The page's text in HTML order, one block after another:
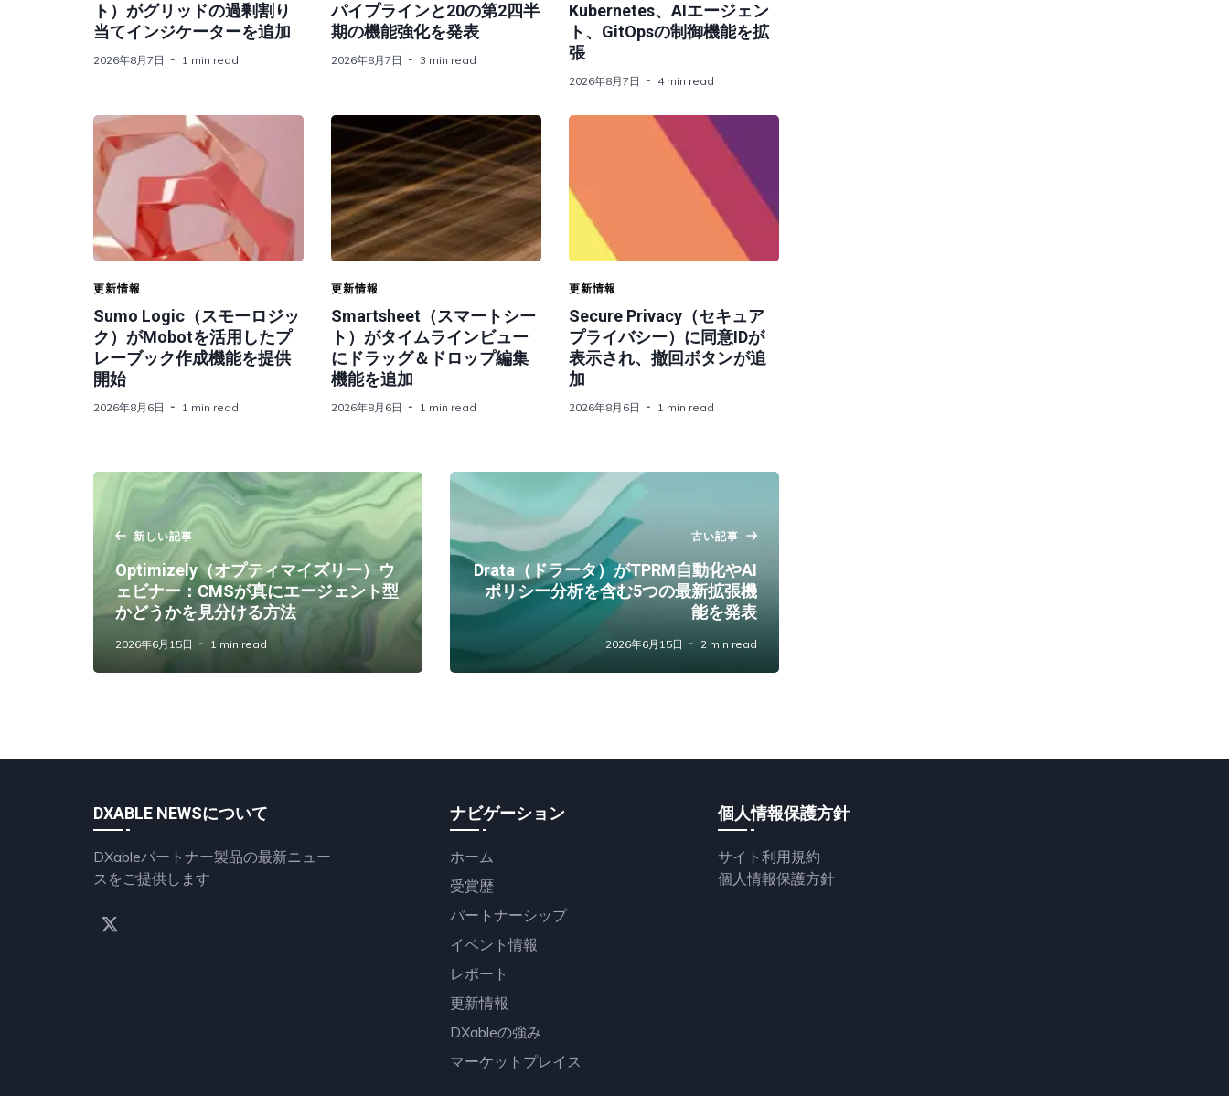
ト）がグリッドの過剰割り
当てインジケーターを追加
2026年8月7日 1 min read
パイプラインと20の第2四半
期の機能強化を発表
2026年8月7日 3 min read
Kubernetes、AIエージェン
ト、GitOpsの制御機能を拡
張
2026年8月7日 4 min read
更新情報
Sumo Logic（スモーロジッ
ク）がMobotを活用したプ
レーブック作成機能を提供
開始
2026年8月6日 1 min read
更新情報
Smartsheet（スマートシー
ト）がタイムラインビュー
にドラッグ＆ドロップ編集
機能を追加
2026年8月6日 1 min read
更新情報
Secure Privacy（セキュア
プライバシー）に同意IDが
表示され、撤回ボタンが追
加
2026年8月6日 1 min read
新しい記事
Optimizely（オプティマイズリー）ウ
ェビナー：CMSが真にエージェント型
かどうかを見分ける方法
2026年6月15日 1 min read
古い記事
Drata（ドラータ）がTPRM自動化やAI
ポリシー分析を含む5つの最新拡張機
能を発表
2026年6月15日 2 min read
DXABLE NEWSについて
DXableパートナー製品の最新ニュー
スをご提供します
ナビゲーション
ホーム
受賞歴
パートナーシップ
イベント情報
レポート
更新情報
DXableの強み
マーケットプレイス
個人情報保護方針
サイト利用規約
個人情報保護方針